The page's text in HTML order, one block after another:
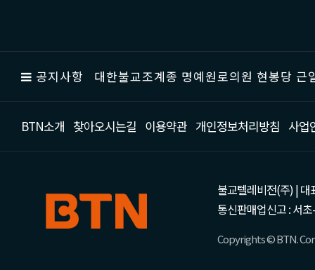
공지사항 대한불교조계종 명예원로의원 현봉당
BTN소개 찾아오시는길 이용약관 개인정보처리방침 사업
불교텔레비전(주) | 대
통신판매업신고 : 서
Copyrights © BTN.